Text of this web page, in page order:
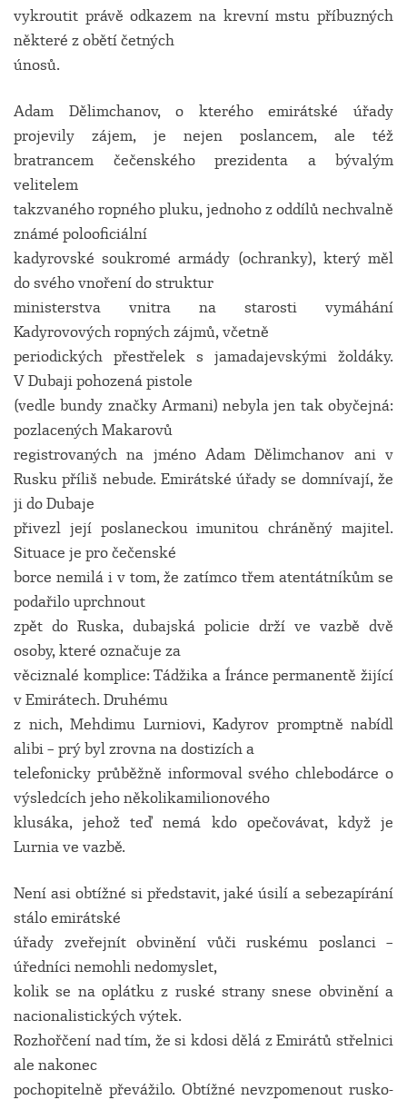
vykroutit právě odkazem na krevní mstu příbuzných
některé z obětí četných
únosů.
Adam Dělimchanov, o kterého emirátské úřady
projevily zájem, je nejen poslancem, ale též
bratrancem čečenského prezidenta a bývalým
velitelem
takzvaného ropného pluku, jednoho z oddílů nechvalně
známé polooficiální
kadyrovské soukromé armády (ochranky), který měl
do svého vnoření do struktur
ministerstva vnitra na starosti vymáhání
Kadyrovových ropných zájmů, včetně
periodických přestřelek s jamadajevskými žoldáky.
V Dubaji pohozená pistole
(vedle bundy značky Armani) nebyla jen tak obyčejná:
pozlacených Makarovů
registrovaných na jméno Adam Dělimchanov ani v
Rusku příliš nebude. Emirátské úřady se domnívají, že
ji do Dubaje
přivezl její poslaneckou imunitou chráněný majitel.
Situace je pro čečenské
borce nemilá i v tom, že zatímco třem atentátníkům se
podařilo uprchnout
zpět do Ruska, dubajská policie drží ve vazbě dvě
osoby, které označuje za
věciznalé komplice: Tádžika a Íránce permanentě žijící
v Emirátech. Druhému
z nich, Mehdimu Lurniovi, Kadyrov promptně nabídl
alibi – prý byl zrovna na dostizích a
telefonicky průběžně informoval svého chlebodárce o
výsledcích jeho několikamilionového
klusáka, jehož teď nemá kdo opečovávat, když je
Lurnia ve vazbě.
Není asi obtížné si představit, jaké úsilí a sebezapírání
stálo emirátské
úřady zveřejnít obvinění vůči ruskému poslanci –
úředníci nemohli nedomyslet,
kolik se na oplátku z ruské strany snese obvinění a
nacionalistických výtek.
Rozhořčení nad tím, že si kdosi dělá z Emirátů střelnici
ale nakonec
pochopitelně převážilo. Obtížné nevzpomenout rusko-